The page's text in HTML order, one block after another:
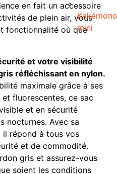
Kakémono
mini
en fait un accessoire
de plein air, vous
fonctionnalité où que
et votre visibilité
réfléchissant en nylon.
maximale grâce à ses
fluorescentes, ce sac
et en sécurité
nocturnes. Avec sa
il répond à tous vos
et de commodité.
gris et assurez-vous
soient les conditions